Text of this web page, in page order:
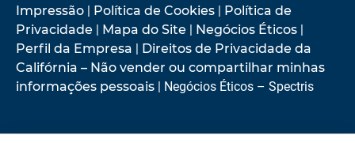
Impressão | Política de Cookies | Política de
Privacidade | Mapa do Site | Negócios Éticos |
Perfil da Empresa | Direitos de Privacidade da
Califórnia – Não vender ou compartilhar minhas
informações pessoais | Negócios Éticos – Spectris